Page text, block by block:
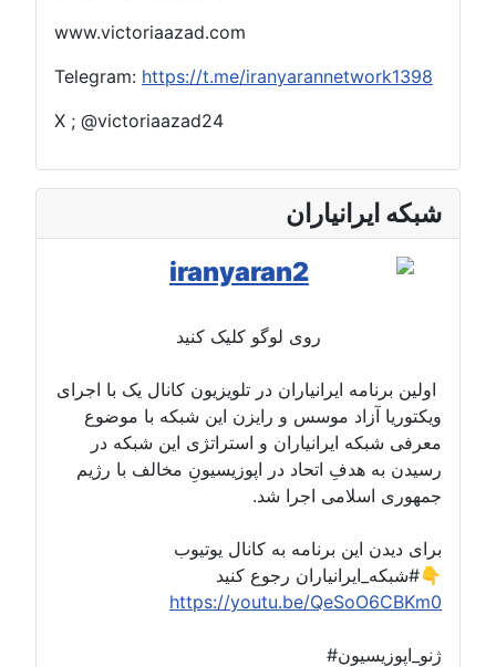
www.victoriaazad.com
Telegram:https://t.me/iranyarannetwork1398
X ; @victoriaazad24
شبکه ایرانیاران
روی لوگو کلیک کنید
اولین برنامه ایرانیاران در تلویزیون کانال یک با اجرای
ویکتوریا آزاد موسس و رایزن این شبکه با موضوع
معرفی شبکه ایرانیاران و استراتژی این شبکه در
رسیدن به هدفِ اتحاد در اپوزیسیونِ مخالف با رژیم
جمهوری اسلامی اجرا شد.
برای دیدن این برنامه به کانال یوتیوب
https://youtu.be/QeSoO6CBKm0
#ژنو_اپوزیسیون